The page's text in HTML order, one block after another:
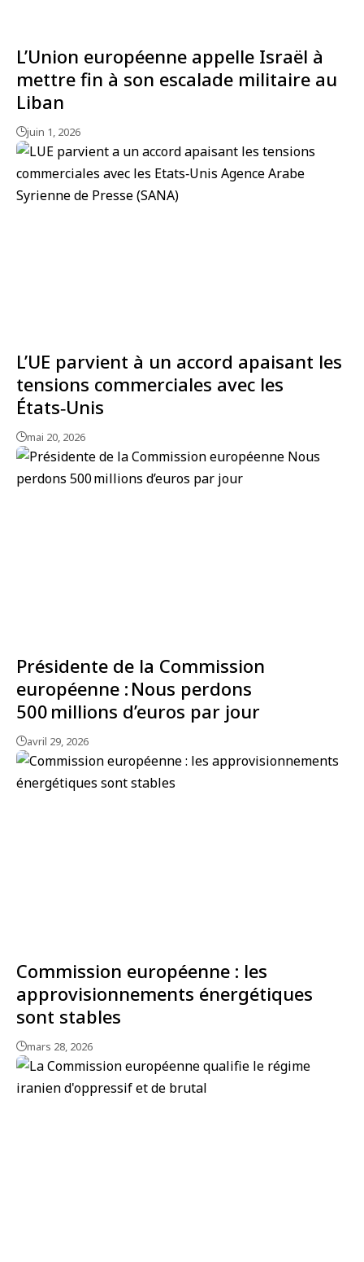
L’Union européenne appelle Israël à
mettre fin à son escalade militaire au
Liban
juin 1, 2026
L’UE parvient à un accord apaisant les
tensions commerciales avec les
États‑Unis
mai 20, 2026
Présidente de la Commission
européenne : Nous perdons
500 millions d’euros par jour
avril 29, 2026
Commission européenne : les
approvisionnements énergétiques
sont stables
mars 28, 2026